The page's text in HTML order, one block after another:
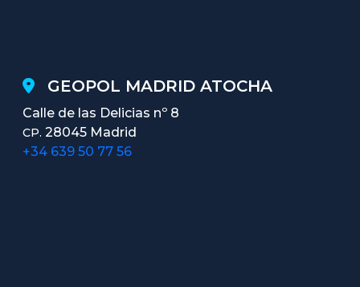
GEOPOL MADRID ATOCHA
Calle de las Delicias nº 8
CP. 28045 Madrid
+34 639 50 77 56